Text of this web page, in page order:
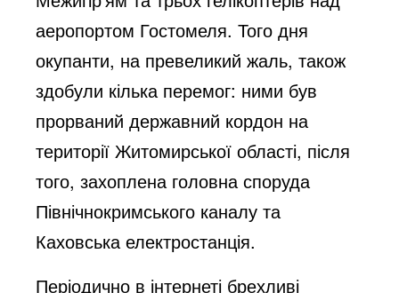
аеропортом Гостомеля. Того дня
окупанти, на превеликий жаль, також
здобули кілька перемог: ними був
прорваний державний кордон на
території Житомирської області, після
того, захоплена головна споруда
Північнокримського каналу та
Каховська електростанція.
Періодично в інтернеті брехливі